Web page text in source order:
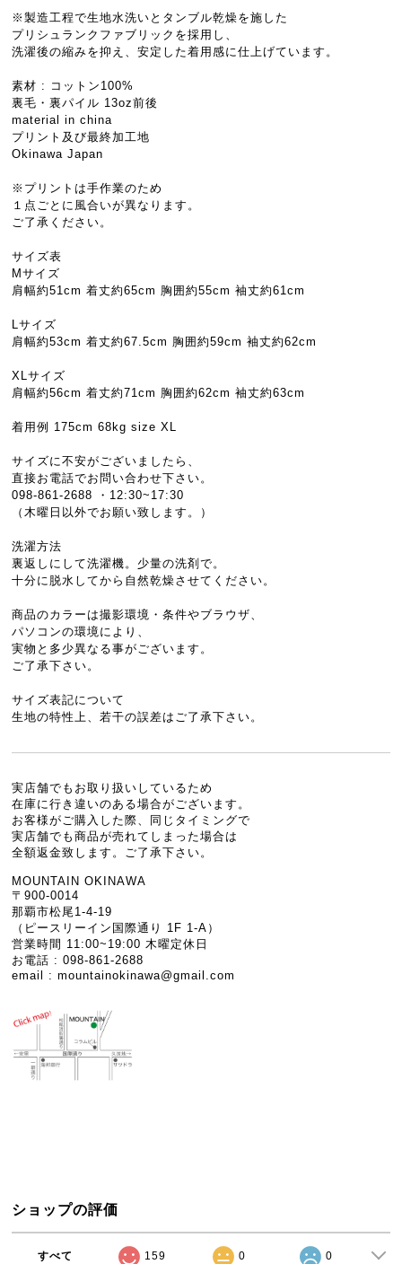
※製造工程で生地水洗いとタンブル乾燥を施した
プリシュランクファブリックを採用し、
洗濯後の縮みを抑え、安定した着用感に仕上げています。
素材 : コットン100%
裏毛・裏パイル 13oz前後
material in china
プリント及び最終加工地
Okinawa Japan
※プリントは手作業のため
１点ごとに風合いが異なります。
ご了承ください。
サイズ表
Mサイズ
肩幅約51cm 着丈約65cm 胸囲約55cm 袖丈約61cm
Lサイズ
肩幅約53cm 着丈約67.5cm 胸囲約59cm 袖丈約62cm
XLサイズ
肩幅約56cm 着丈約71cm 胸囲約62cm 袖丈約63cm
着用例 175cm 68kg size XL
サイズに不安がございましたら、
直接お電話でお問い合わせ下さい。
098-861-2688 ・12:30~17:30
（木曜日以外でお願い致します。）
洗濯方法
裏返しにして洗濯機。少量の洗剤で。
十分に脱水してから自然乾燥させてください。
商品のカラーは撮影環境・条件やブラウザ、
パソコンの環境により、
実物と多少異なる事がございます。
ご了承下さい。
サイズ表記について
生地の特性上、若干の誤差はご了承下さい。
実店舗でもお取り扱いしているため
在庫に行き違いのある場合がございます。
お客様がご購入した際、同じタイミングで
実店舗でも商品が売れてしまった場合は
全額返金致します。ご了承下さい。
MOUNTAIN OKINAWA
〒900-0014
那覇市松尾1-4-19
（ピースリーイン国際通り 1F 1-A）
営業時間 11:00~19:00 木曜定休日
お電話 : 098-861-2688
email :mountainokinawa@gmail.com
ショップの評価
すべて 159 0 0